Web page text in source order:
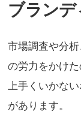
ブランデ
市場調査や分
の労力をかけ
上手くいかな
があります。